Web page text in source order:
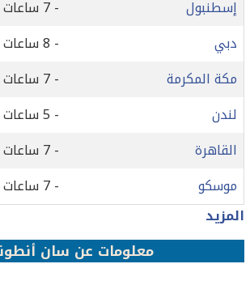
إسطنبول
- 7 ساعات
دبي
- 8 ساعات
مكة المكرمة
- 7 ساعات
لندن
- 5 ساعات
القاهرة
- 7 ساعات
موسكو
- 7 ساعات
المزيد
معلومات عن سان